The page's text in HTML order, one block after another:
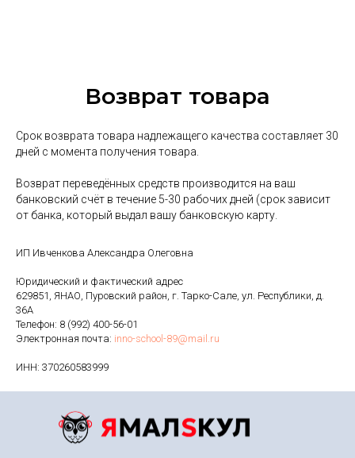
Возврат товара
Срок возврата товара надлежащего качества составляет 30
дней с момента получения товара.
Возврат переведённых средств производится на ваш
банковский счёт в течение 5-30 рабочих дней (срок зависит
от банка, который выдал вашу банковскую карту.
ИП Ивченкова Александра Олеговна
Юридический и фактический адрес
629851, ЯНАО, Пуровский район, г. Тарко-Сале, ул. Республики, д.
36А
Телефон: 8 (992) 400-56-01
Электронная почта: inno-school-89@mail.ru
ИНН: 370260583999